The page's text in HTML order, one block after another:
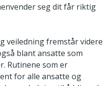
seg dit får riktig
veiledning fremstår videre
blant ansatte som
Rutinene som er
for alle ansatte og